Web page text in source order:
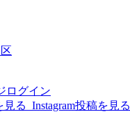
ログイン
見る Instagram投稿を見る